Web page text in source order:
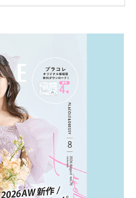
ぶと損をしてしまうことも……。
コレの特典は？」といった疑問も
は診断で候補を絞れる「ウェディ
か、体験型 […]続きを読む